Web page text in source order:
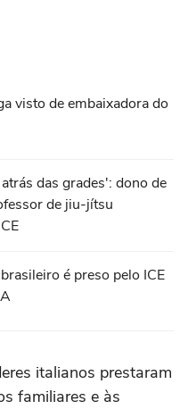
visto de embaixadora do
das grades': dono de
de jiu-jítsu
é preso pelo ICE
italianos prestaram
familiares e às